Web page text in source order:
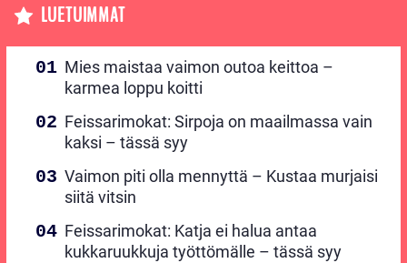
LUETUIMMAT
Mies maistaa vaimon outoa keittoa –
karmea loppu koitti
Feissarimokat: Sirpoja on maailmassa vain
kaksi – tässä syy
Vaimon piti olla mennyttä – Kustaa murjaisi
siitä vitsin
Feissarimokat: Katja ei halua antaa
kukkaruukkuja työttömälle – tässä syy